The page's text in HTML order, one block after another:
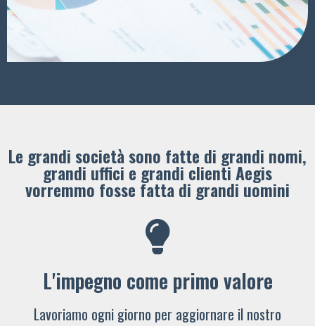
Le grandi società sono fatte di grandi nomi,
grandi uffici e grandi clienti ​Aegis
vorremmo fosse fatta di grandi uomini
L'impegno come primo valore
Lavoriamo ogni giorno per aggiornare il nostro